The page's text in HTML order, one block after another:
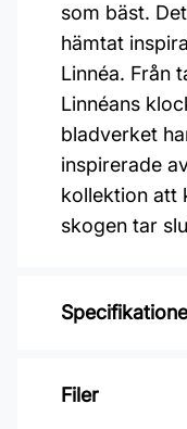
som bäst.
hämtat
Linnéa. Från
Linnéans
bladverket
inspirerade
kollektion att
skogen tar
Varumärke:
Filer